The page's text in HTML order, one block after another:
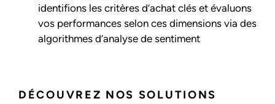
DÉCOUVREZ NOS SOLUTIONS
identifions les critères d’achat clés et évaluons
vos performances selon ces dimensions via des
algorithmes d’analyse de sentiment